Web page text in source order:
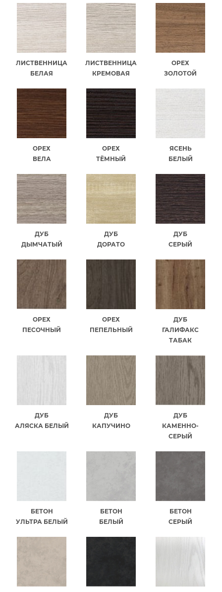
ЛИСТВЕННИЦА
БЕЛАЯ
ЛИСТВЕННИЦА
КРЕМОВАЯ
ОРЕХ
ЗОЛОТОЙ
ОРЕХ
ВЕЛА
ОРЕХ
ТЁМНЫЙ
ЯСЕНЬ
БЕЛЫЙ
ДУБ
ДЫМЧАТЫЙ
ДУБ
ДОРАТО
ДУБ
СЕРЫЙ
ОРЕХ
ПЕСОЧНЫЙ
ОРЕХ
ПЕПЕЛЬНЫЙ
ДУБ
ГАЛИФАКС
ТАБАК
ДУБ
АЛЯСКА БЕЛЫЙ
ДУБ
КАПУЧИНО
ДУБ
КАМЕННО-
СЕРЫЙ
БЕТОН
УЛЬТРА БЕЛЫЙ
БЕТОН
БЕЛЫЙ
БЕТОН
СЕРЫЙ